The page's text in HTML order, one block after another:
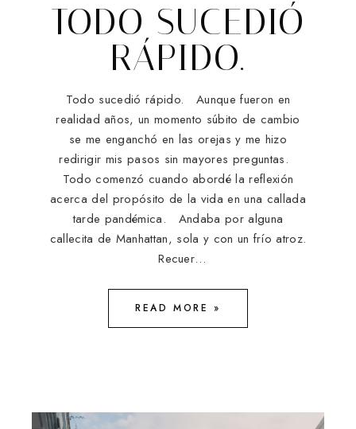
TODO SUCEDIÓ
RÁPIDO.
Todo sucedió rápido. Aunque fueron en
realidad años, un momento súbito de cambio
se me enganchó en las orejas y me hizo
redirigir mis pasos sin mayores preguntas.
Todo comenzó cuando abordé la reflexión
acerca del propósito de la vida en una callada
tarde pandémica. Andaba por alguna
callecita de Manhattan, sola y con un frío atroz.
Recuer…
READ MORE »